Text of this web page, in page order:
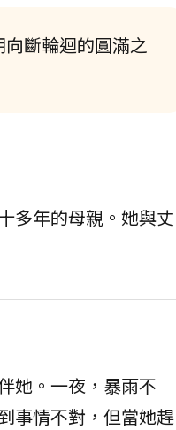
向斷輪迴的圓滿之
多年的母親。她與丈
她。一夜，暴雨不
事情不對，但當她趕